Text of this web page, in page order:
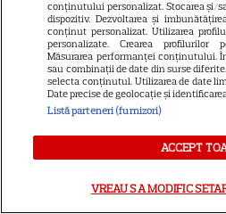
Libertatea
GSP
Știri
conținutului personalizat. Stocarea și/
dispozitiv. Dezvoltarea și
conținut personalizat. Utilizarea
personalizate. Crearea profilurilor
Măsurarea performanței conținutului.
sau combinații de date din surse
selecta conținutul. Utilizarea de date
Date precise de geolocație și
Listă parteneri (furnizori)
ACCEPT
VREAU SA MODIFIC